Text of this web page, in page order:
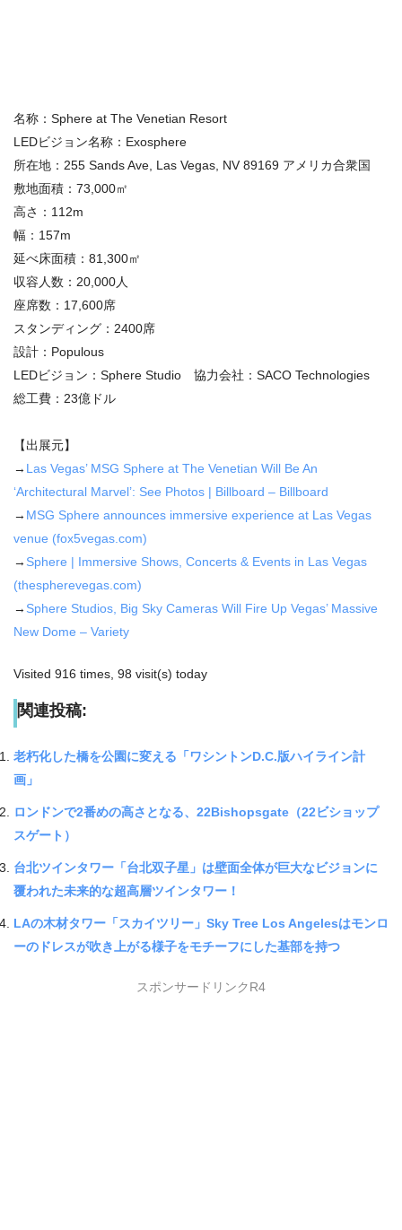
名称：Sphere at The Venetian Resort
LEDビジョン名称：Exosphere
所在地：255 Sands Ave, Las Vegas, NV 89169 アメリカ合衆国
敷地面積：73,000㎡
高さ：112m
幅：157m
延べ床面積：81,300㎡
収容人数：20,000人
座席数：17,600席
スタンディング：2400席
設計：Populous
LEDビジョン：Sphere Studio 協力会社：SACO Technologies
総工費：23億ドル
【出展元】
→ Las Vegas’ MSG Sphere at The Venetian Will Be An
‘Architectural Marvel’: See Photos | Billboard – Billboard
→ MSG Sphere announces immersive experience at Las Vegas
venue (fox5vegas.com)
→ Sphere | Immersive Shows, Concerts & Events in Las Vegas
(thespherevegas.com)
→ Sphere Studios, Big Sky Cameras Will Fire Up Vegas’ Massive
New Dome – Variety
Visited 916 times, 98 visit(s) today
関連投稿:
老朽化した橋を公園に変える「ワシントンD.C.版ハイライン計
画」
ロンドンで2番めの高さとなる、22Bishopsgate（22ビショップ
スゲート）
台北ツインタワー「台北双子星」は壁面全体が巨大なビジョンに
覆われた未来的な超高層ツインタワー！
LAの木材タワー「スカイツリー」Sky Tree Los Angelesはモンロ
ーのドレスが吹き上がる様子をモチーフにした基部を持つ
スポンサードリンクR4